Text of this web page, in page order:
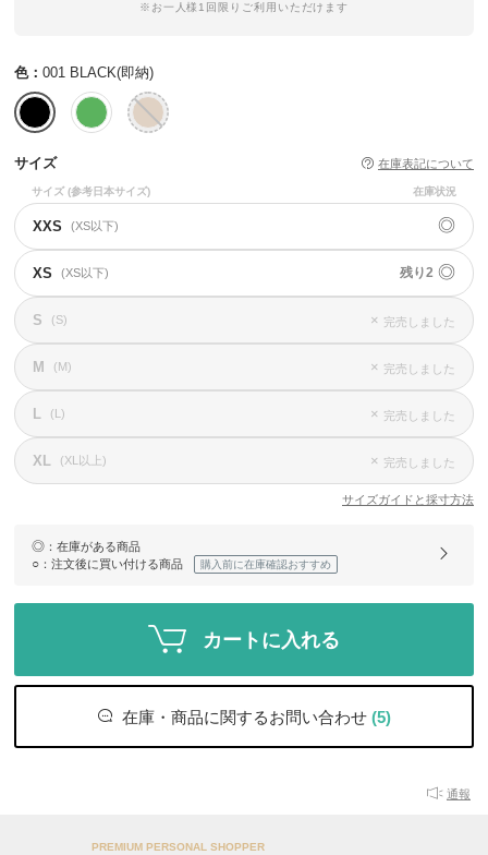
※お一人様1回限りご利用いただけます
色： 001 BLACK(即納)
サイズ 在庫表記について
サイズ (参考日本サイズ) 在庫状況
XXS (XS以下) ◎
XS (XS以下) 残り2 ◎
S (S) × 完売しました
M (M) × 完売しました
L (L) × 完売しました
XL (XL以上) × 完売しました
サイズガイドと採寸方法
◎ ：在庫がある商品
○ ：注文後に買い付ける商品 購入前に在庫確認おすすめ
カートに入れる
在庫・商品に関するお問い合わせ (5)
通報
PREMIUM PERSONAL SHOPPER